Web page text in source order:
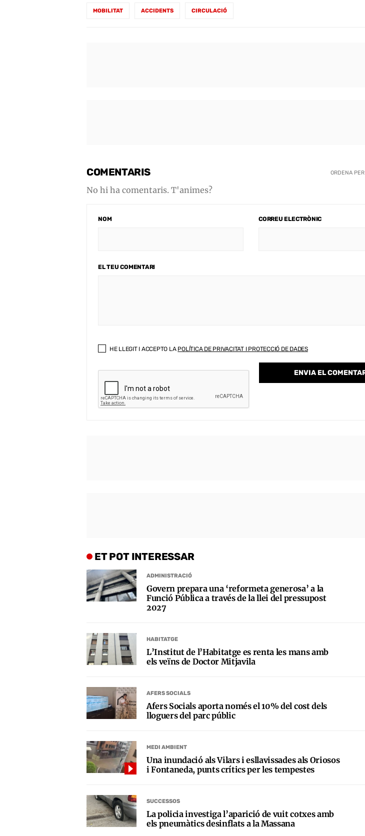
MOBILITAT ACCIDENTS CIRCULACIÓ
COMENTARIS ORDENA PER
No hi ha comentaris. T'animes?
NOM CORREU ELECTRÒNIC
EL TEU COMENTARI
HE LLEGIT I ACCEPTO LA POLÍTICA DE PRIVACITAT I PROTECCIÓ DE DADES
ET POT INTERESSAR
ADMINISTRACIÓ
Govern prepara una ‘reformeta generosa’ a la
Funció Pública a través de la llei del pressupost
2027
HABITATGE
L’Institut de l’Habitatge es renta les mans amb
els veïns de Doctor Mitjavila
AFERS SOCIALS
Afers Socials aporta només el 10% del cost dels
lloguers del parc públic
MEDI AMBIENT
Una inundació als Vilars i esllavissades als Oriosos
i Fontaneda, punts crítics per les tempestes
SUCCESSOS
La policia investiga l’aparició de vuit cotxes amb
els pneumàtics desinflats a la Massana